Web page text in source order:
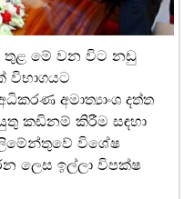
තුළ මේ වන විට නඩු
විභාගයට
අමාත්‍යාංශ දත්ත
කඩිනම් කිරීම සඳහා
විශේෂ
ලෙස ඉල්ලා විපක්ෂ